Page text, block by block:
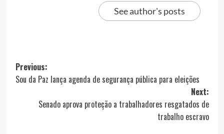
See author's posts
Post
navigation
Previous:
Sou da Paz lança agenda de segurança pública para eleições
Next:
Senado aprova proteção a trabalhadores resgatados de
trabalho escravo